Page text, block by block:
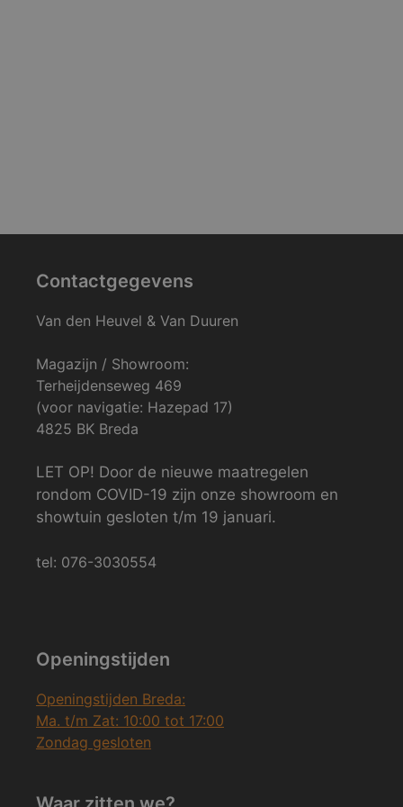
Contactgegevens
Van den Heuvel & Van Duuren
Magazijn / Showroom:
Terheijdenseweg 469
(voor navigatie: Hazepad 17)
4825 BK Breda
LET OP! Door de nieuwe maatregelen
rondom COVID-19 zijn onze showroom en
showtuin gesloten t/m 19 januari.
tel: 076-3030554
Openingstijden
Openingstijden Breda:
Ma. t/m Zat: 10:00 tot 17:00
Zondag gesloten